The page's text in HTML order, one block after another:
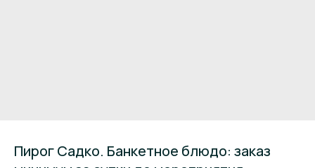
Пирог Садко. Банкетное блюдо: заказ